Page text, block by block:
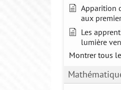
Apparition
aux
Les
lumière
Montrer tous